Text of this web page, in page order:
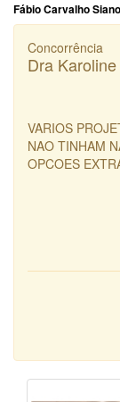
Fábio Carvalho Siano
Concorrência
Dra
VARIOS
NAO TINHAM
OPCOES